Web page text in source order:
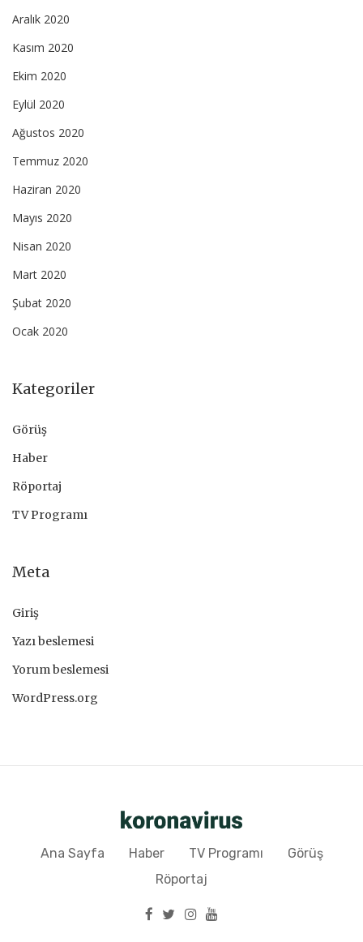
Aralık 2020
Kasım 2020
Ekim 2020
Eylül 2020
Ağustos 2020
Temmuz 2020
Haziran 2020
Mayıs 2020
Nisan 2020
Mart 2020
Şubat 2020
Ocak 2020
Kategoriler
Görüş
Haber
Röportaj
TV Programı
Meta
Giriş
Yazı beslemesi
Yorum beslemesi
WordPress.org
Ana Sayfa Haber TV Programı
Görüş
Röportaj